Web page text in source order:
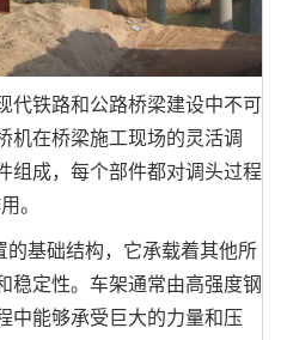
铁路和公路桥梁建设中不可
机在桥梁施工现场的灵活调
组成，每个部件都对调头过程
。
基础结构，它承载着其他所
稳定性。车架通常由高强度钢
中能够承受巨大的力量和压